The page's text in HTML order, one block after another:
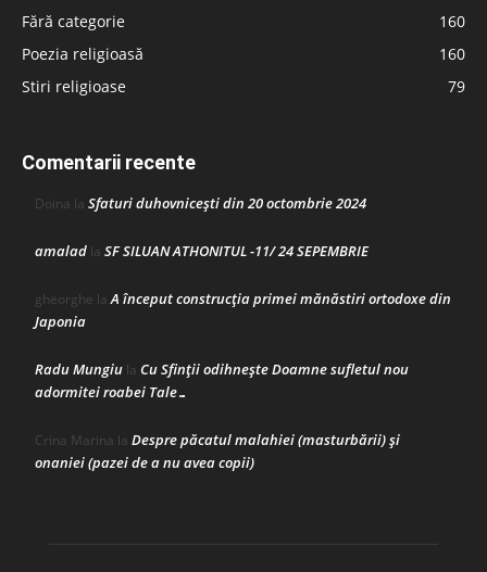
Fără categorie
160
Poezia religioasă
160
Stiri religioase
79
Comentarii recente
Doina la Sfaturi duhovnicești din 20 octombrie 2024
amalad la SF SILUAN ATHONITUL -11/ 24 SEPEMBRIE
gheorghe laA început construcţia primei mănăstiri ortodoxe din
Japonia
Radu Mungiu la Cu Sfinții odihnește Doamne sufletul nou
adormitei roabei Tale…
Crina Marina la Despre păcatul malahiei (masturbării) şi
onaniei (pazei de a nu avea copii)